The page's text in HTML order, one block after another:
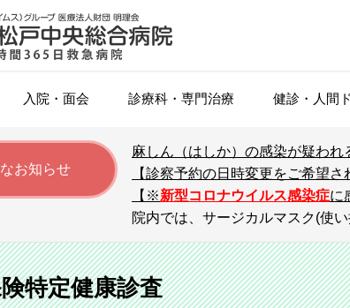
療法について 診療科検索
休日診療 予防接種
オピニオン
入院・面会
院のご案内 個室のご利用
見舞いの方へ 相談窓口（医療
診療科・専門治療
腎臓高血圧内科
脳神経内科
科
消化器・肝臓内
（消化器病セン
化器病センター） 小児外科
健診・人間
定健康診査
乳幼児健診
人間ドック
特定健康診査 がん検診（
理念・基本方針
概要・沿革
重点医療機関 患者さんの権利
ついて 医療の質
公開医療講座
者会（ユーカリ友の会） 出張公開講座
医表 医療連携機関一覧
ドPET/CT検査 ご紹介の流れ
ングレポート 登録レジメン一
看護部
放射線科
テーション科 栄養科
ルワーカー 事務職
お知らせ
麻しん（はしか）の感染が疑われ
【診察予約の日時変更をご希望
【※新型コロナウイルス感染症に
院内では、サージカルマスク(使
特定健康診査